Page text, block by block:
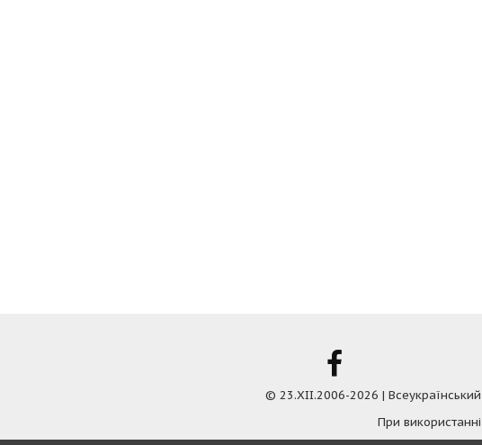
© 23.XII.2006-2026 |
При